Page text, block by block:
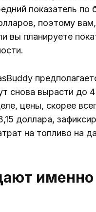
показатель по
поэтому
вы планируете
снова вырасти до
цены, скорее
доллара,
на топливо на
именно